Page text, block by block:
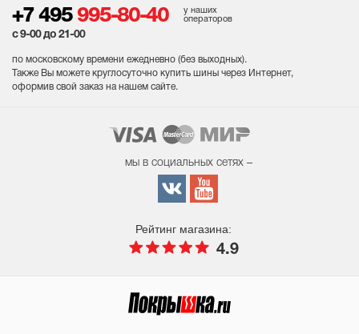
+7 495 995-80-40
у наших
операторов
с 9-00 до 21-00
по московскому времени ежедневно (без выходных).
Также Вы можете круглосуточно купить шины через Интернет,
оформив свой заказ на нашем сайте.
мы в социальных сетях –
Рейтинг магазина:
4.9